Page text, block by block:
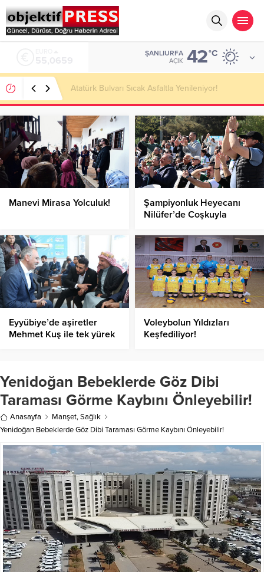
ŞANLIURFA
AÇIK 42°C
Temmuzda IPARD III Kapsamında 634,3 Milyon Lira
Hibe Ödemesi Yapıldı!
Manevi Mirasa Yolculuk!
Şampiyonluk Heyecanı
Nilüfer’de Coşkuyla
Eyyübiye’de aşiretler
Mehmet Kuş ile tek yürek
Voleybolun Yıldızları
Keşfediliyor!
Yenidoğan Bebeklerde Göz Dibi
Taraması Görme Kaybını Önleyebilir!
Anasayfa Manşet,Sağlık
Yenidoğan Bebeklerde Göz Dibi Taraması Görme Kaybını Önleyebilir!